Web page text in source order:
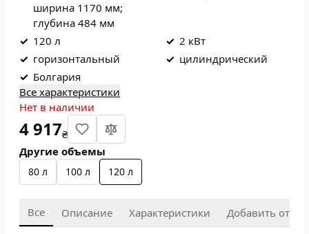
ширина 1170 мм;
глубина 484 мм
✓ 120 л ✓ 2 кВт
✓ горизонтальный ✓ цилиндрический
✓ Болгария
Все характеристики
Нет в наличии
4 917₴
Другие объемы
80 л 100 л 120 л
Все Описание Характеристики Добавить отзыв